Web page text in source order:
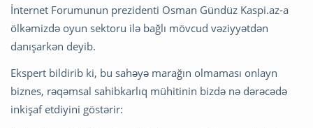
İnternet Forumunun prezidenti Osman Gündüz Kaspi.az-a
ölkəmizdə oyun sektoru ilə bağlı mövcud vəziyyətdən
danışarkən deyib.
Ekspert bildirib ki, bu sahəyə marağın olmaması onlayn
biznes, rəqəmsal sahibkarlıq mühitinin bizdə nə dərəcədə
inkişaf etdiyini göstərir: